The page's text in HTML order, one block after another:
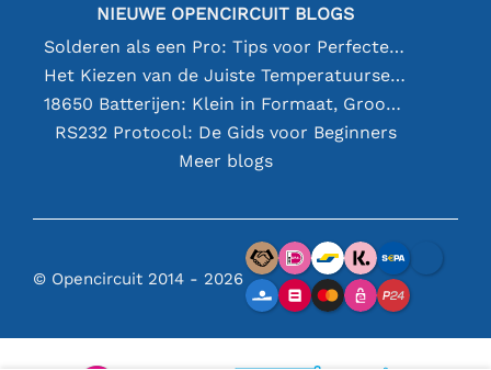
NIEUWE OPENCIRCUIT BLOGS
Solderen als een Pro: Tips voor Perfecte Elektronische Verbindingen
Het Kiezen van de Juiste Temperatuursensor [youtube]
18650 Batterijen: Klein in Formaat, Groot in Prestatie
RS232 Protocol: De Gids voor Beginners
Meer blogs
© Opencircuit 2014 - 2026